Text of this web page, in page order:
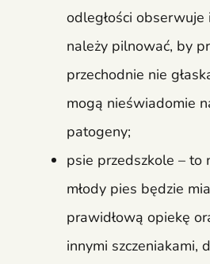
odległości obserwuje
należy pilnować, by
przechodnie nie
mogą nieświadomie
patogeny;
psie przedszkole – to
młody pies będzie
prawidłową opiekę
innymi szczeniakami,